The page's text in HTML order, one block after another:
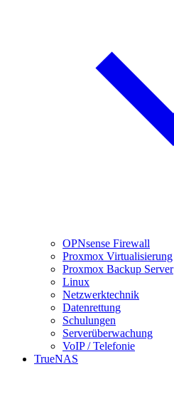
OPNsense Firewall
Proxmox Virtualisierung
Proxmox Backup Server
Linux
Netzwerktechnik
Datenrettung
Schulungen
Serverüberwachung
VoIP / Telefonie
TrueNAS